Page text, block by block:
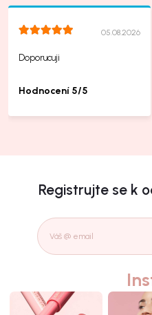
05.08.2026
Doporucuji
Hodnocení 5/5
Registrujte se k